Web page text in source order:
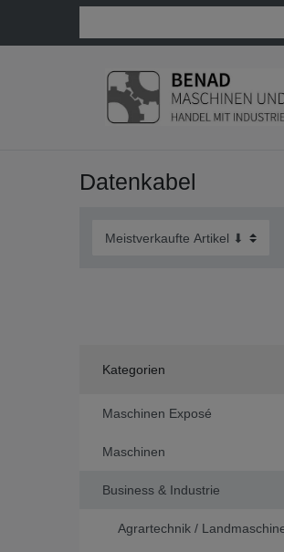
Datenkabel
Kategorien
Maschinen Exposé
Maschinen
Business & Industrie
Agrartechnik /